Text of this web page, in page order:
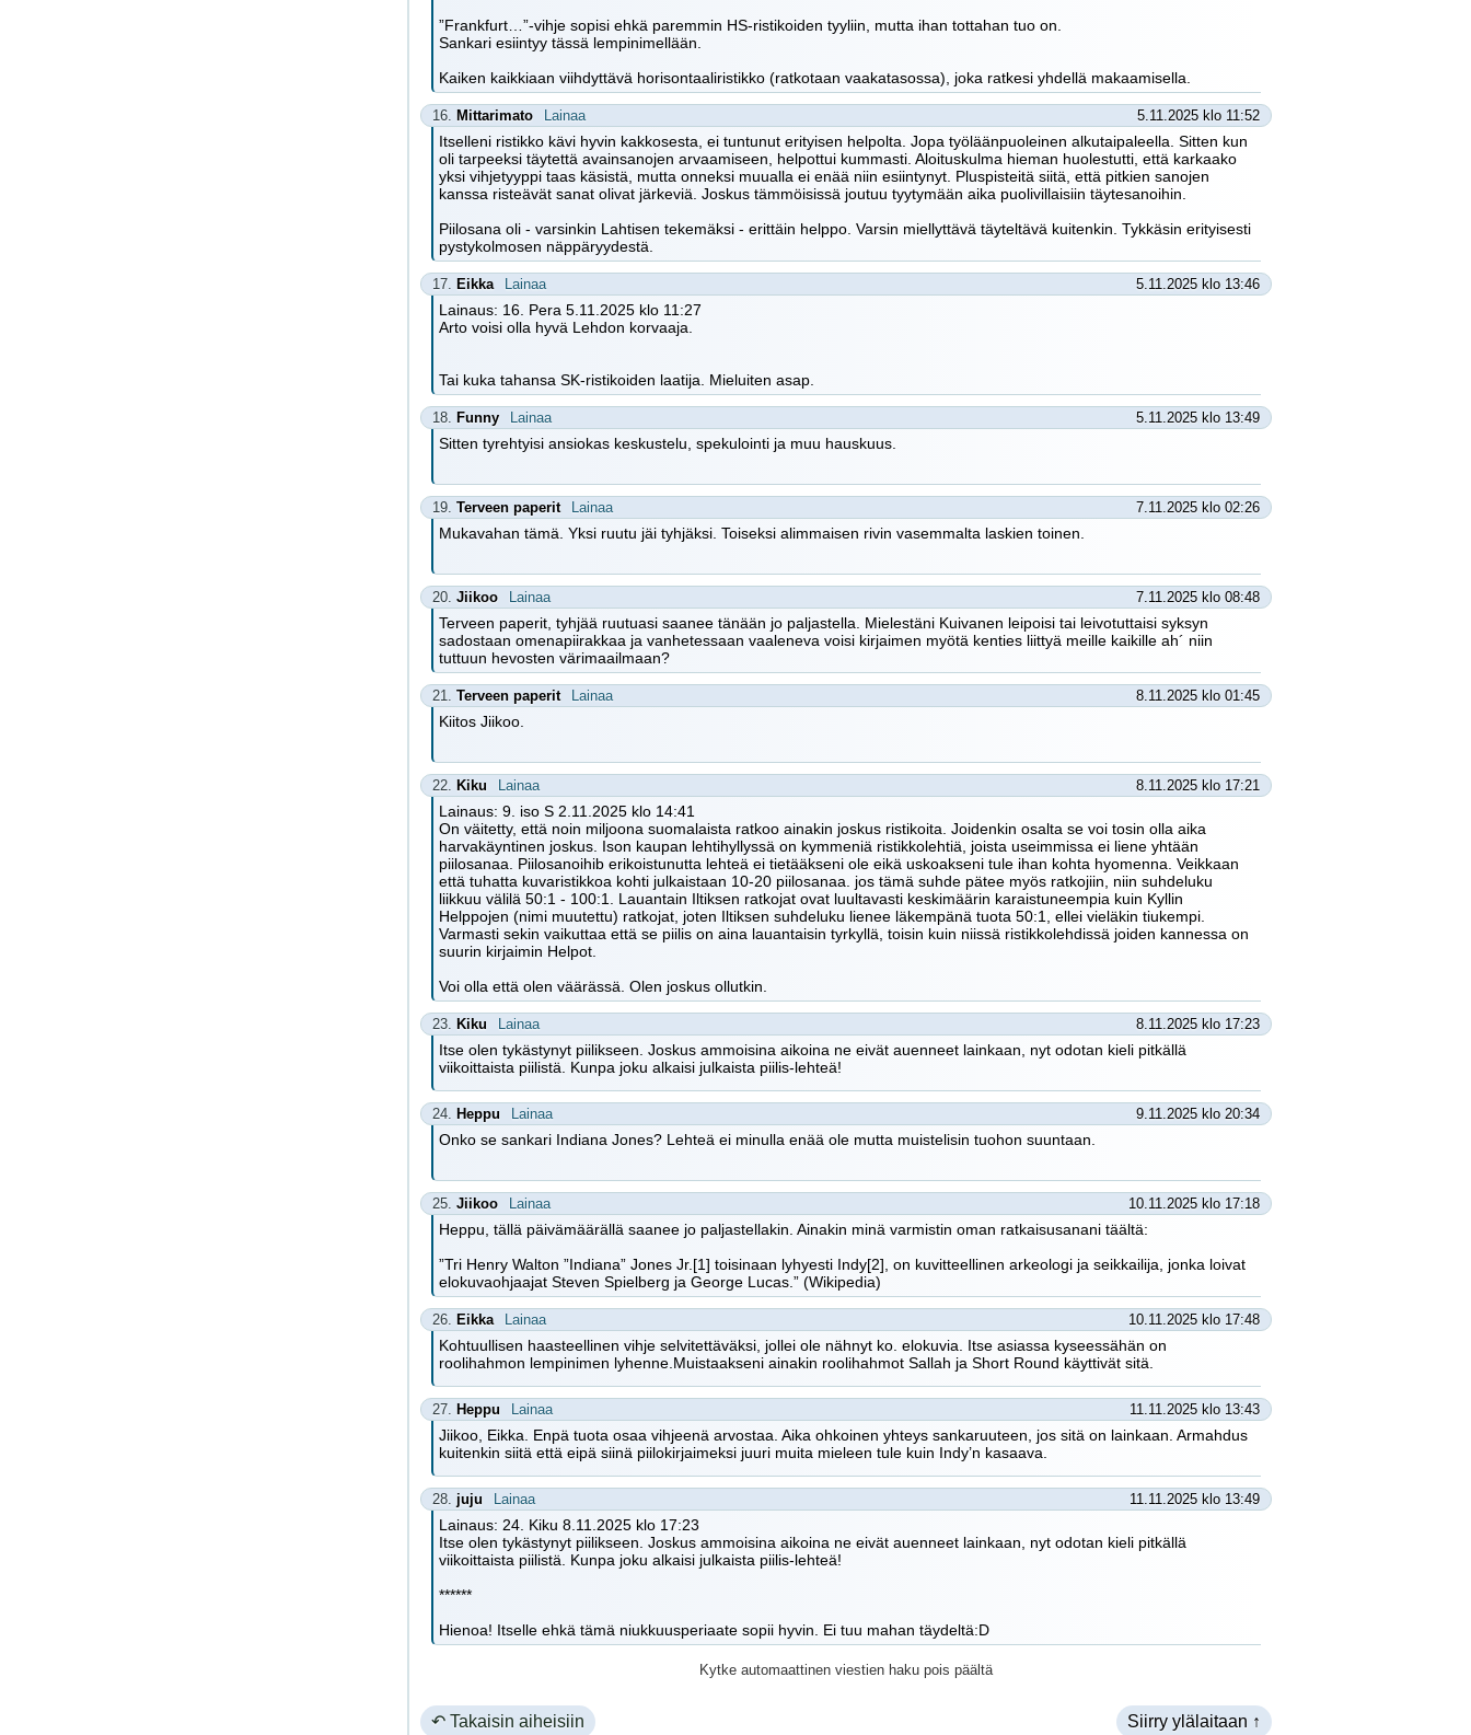
”Frankfurt…”-vihje sopisi ehkä paremmin HS-ristikoiden tyyliin, mutta ihan tottahan tuo on.
Sankari esiintyy tässä lempinimellään.
Kaiken kaikkiaan viihdyttävä horisontaaliristikko (ratkotaan vaakatasossa), joka ratkesi yhdellä makaamisella.
16. Mittarimato Lainaa 5.11.2025 klo 11:52
Itselleni ristikko kävi hyvin kakkosesta, ei tuntunut erityisen helpolta. Jopa työläänpuoleinen alkutaipaleella. Sitten kun
oli tarpeeksi täytettä avainsanojen arvaamiseen, helpottui kummasti. Aloituskulma hieman huolestutti, että karkaako
yksi vihjetyyppi taas käsistä, mutta onneksi muualla ei enää niin esiintynyt. Pluspisteitä siitä, että pitkien sanojen
kanssa risteävät sanat olivat järkeviä. Joskus tämmöisissä joutuu tyytymään aika puolivillaisiin täytesanoihin.
Piilosana oli - varsinkin Lahtisen tekemäksi - erittäin helppo. Varsin miellyttävä täyteltävä kuitenkin. Tykkäsin erityisesti
pystykolmosen näppäryydestä.
17. Eikka Lainaa 5.11.2025 klo 13:46
Lainaus: 16. Pera 5.11.2025 klo 11:27
Arto voisi olla hyvä Lehdon korvaaja.
Tai kuka tahansa SK-ristikoiden laatija. Mieluiten asap.
18. Funny Lainaa 5.11.2025 klo 13:49
Sitten tyrehtyisi ansiokas keskustelu, spekulointi ja muu hauskuus.
19. Terveen paperit Lainaa 7.11.2025 klo 02:26
Mukavahan tämä. Yksi ruutu jäi tyhjäksi. Toiseksi alimmaisen rivin vasemmalta laskien toinen.
20. Jiikoo Lainaa 7.11.2025 klo 08:48
Terveen paperit, tyhjää ruutuasi saanee tänään jo paljastella. Mielestäni Kuivanen leipoisi tai leivotuttaisi syksyn
sadostaan omenapiirakkaa ja vanhetessaan vaaleneva voisi kirjaimen myötä kenties liittyä meille kaikille ah´ niin
tuttuun hevosten värimaailmaan?
21. Terveen paperit Lainaa 8.11.2025 klo 01:45
Kiitos Jiikoo.
22. Kiku Lainaa 8.11.2025 klo 17:21
Lainaus: 9. iso S 2.11.2025 klo 14:41
On väitetty, että noin miljoona suomalaista ratkoo ainakin joskus ristikoita. Joidenkin osalta se voi tosin olla aika
harvakäyntinen joskus. Ison kaupan lehtihyllyssä on kymmeniä ristikkolehtiä, joista useimmissa ei liene yhtään
piilosanaa. Piilosanoihib erikoistunutta lehteä ei tietääkseni ole eikä uskoakseni tule ihan kohta hyomenna. Veikkaan
että tuhatta kuvaristikkoa kohti julkaistaan 10-20 piilosanaa. jos tämä suhde pätee myös ratkojiin, niin suhdeluku
liikkuu välilä 50:1 - 100:1. Lauantain Iltiksen ratkojat ovat luultavasti keskimäärin karaistuneempia kuin Kyllin
Helppojen (nimi muutettu) ratkojat, joten Iltiksen suhdeluku lienee läkempänä tuota 50:1, ellei vieläkin tiukempi.
Varmasti sekin vaikuttaa että se piilis on aina lauantaisin tyrkyllä, toisin kuin niissä ristikkolehdissä joiden kannessa on
suurin kirjaimin Helpot.
Voi olla että olen väärässä. Olen joskus ollutkin.
23. Kiku Lainaa 8.11.2025 klo 17:23
Itse olen tykästynyt piilikseen. Joskus ammoisina aikoina ne eivät auenneet lainkaan, nyt odotan kieli pitkällä
viikoittaista piilistä. Kunpa joku alkaisi julkaista piilis-lehteä!
24. Heppu Lainaa 9.11.2025 klo 20:34
Onko se sankari Indiana Jones? Lehteä ei minulla enää ole mutta muistelisin tuohon suuntaan.
25. Jiikoo Lainaa 10.11.2025 klo 17:18
Heppu, tällä päivämäärällä saanee jo paljastellakin. Ainakin minä varmistin oman ratkaisusanani täältä:
”Tri Henry Walton ”Indiana” Jones Jr.[1] toisinaan lyhyesti Indy[2], on kuvitteellinen arkeologi ja seikkailija, jonka loivat
elokuvaohjaajat Steven Spielberg ja George Lucas.” (Wikipedia)
26. Eikka Lainaa 10.11.2025 klo 17:48
Kohtuullisen haasteellinen vihje selvitettäväksi, jollei ole nähnyt ko. elokuvia. Itse asiassa kyseessähän on
roolihahmon lempinimen lyhenne.Muistaakseni ainakin roolihahmot Sallah ja Short Round käyttivät sitä.
27. Heppu Lainaa 11.11.2025 klo 13:43
Jiikoo, Eikka. Enpä tuota osaa vihjeenä arvostaa. Aika ohkoinen yhteys sankaruuteen, jos sitä on lainkaan. Armahdus
kuitenkin siitä että eipä siinä piilokirjaimeksi juuri muita mieleen tule kuin Indy’n kasaava.
28. juju Lainaa 11.11.2025 klo 13:49
Lainaus: 24. Kiku 8.11.2025 klo 17:23
Itse olen tykästynyt piilikseen. Joskus ammoisina aikoina ne eivät auenneet lainkaan, nyt odotan kieli pitkällä
viikoittaista piilistä. Kunpa joku alkaisi julkaista piilis-lehteä!
******
Hienoa! Itselle ehkä tämä niukkuusperiaate sopii hyvin. Ei tuu mahan täydeltä:D
Kytke automaattinen viestien haku pois päältä
↶ Takaisin aiheisiin Siirry ylälaitaan ↑